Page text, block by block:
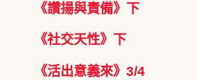
《讚揚與責備》下
《社交天性》下
《活出意義來》3/4